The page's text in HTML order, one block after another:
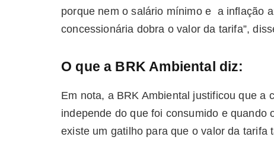
porque nem o salário mínimo e a inflação
concessionária dobra o valor da tarifa”,
O que a BRK Ambiental diz:
Em nota, a BRK Ambiental justificou que a
independe do que foi consumido e
existe um gatilho para que o valor da tarifa